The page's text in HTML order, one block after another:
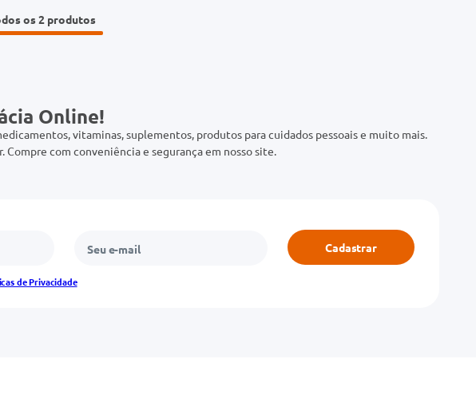
os 2
Online!
vitaminas, suplementos, produtos para cuidados pessoais e muito mais.
Compre com conveniência e segurança em nosso site.
de Privacidade
Cadastrar